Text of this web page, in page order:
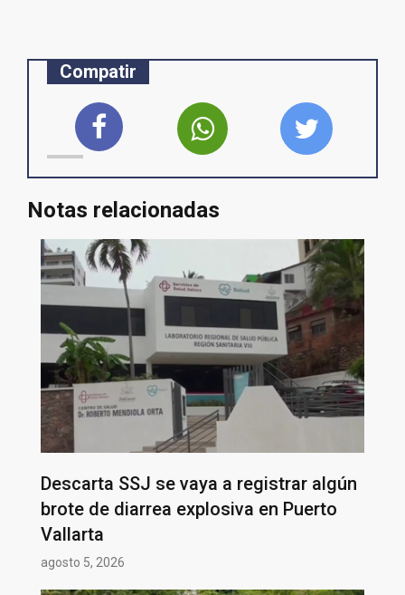
Compatir
Notas relacionadas
Descarta SSJ se vaya a registrar algún
brote de diarrea explosiva en Puerto
Vallarta
agosto 5, 2026